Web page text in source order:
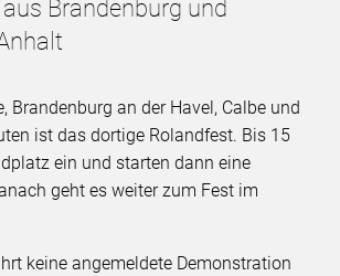
Brandenburg und
Brandenburg an der Havel, Calbe und
ist das dortige Rolandfest. Bis 15
ein und starten dann eine
geht es weiter zum Fest im
keine angemeldete Demonstration